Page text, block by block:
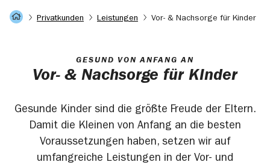
Startseite
Privatkunden
Leistungen Vor- & Nachsorge für Kinder
GESUND VON ANFANG AN
Vor- & Nachsorge für Kinder
Gesunde Kinder sind die größte Freude der Eltern.
Damit die Kleinen von Anfang an die besten
Voraussetzungen haben, setzen wir auf
umfangreiche Leistungen in der Vor- und